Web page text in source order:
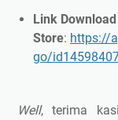
Link
Store: https://
go/
Well, terima